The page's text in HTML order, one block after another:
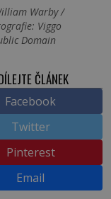
Warby /
Viggo
Domain
ČLÁNEK
Facebook
Twitter
Pinterest
Email